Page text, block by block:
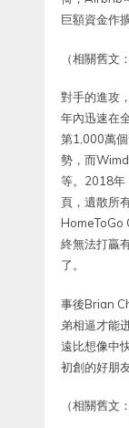
巨額資金作
（相關舊文：
對手的進攻
年內迅速在
第1,000萬
勢，而
等。2018年
頁，遺散所
HomeToGo
終無法打贏
了。
事後Brian
弟相逼才能
遠比想像中
初創的好朋友
（相關舊文：